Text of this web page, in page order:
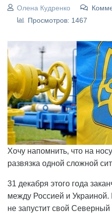
Олена Кудренко
Просмотров: 1467
Хочу напомнить, что на
развязка одной сложной
31 декабря этого года
между Россией и Украиной.
не запустит свой Северный